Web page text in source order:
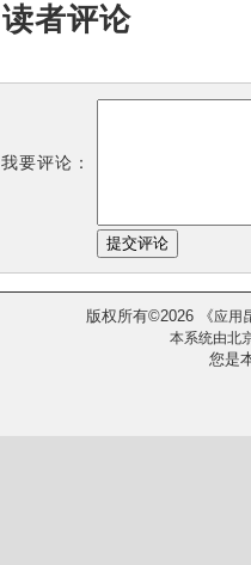
读者评论
我要评论：
版权所有©2026 《应用
本系统由北
您是